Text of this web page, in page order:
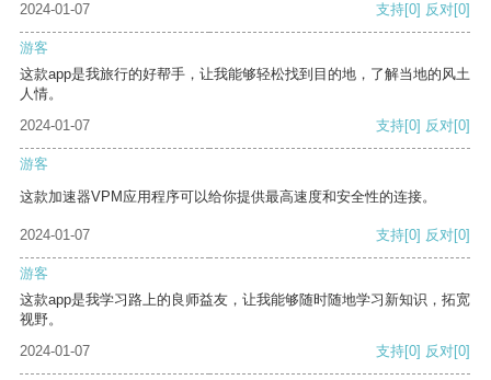
2024-01-07 支持[0] 反对[0]
游客
这款app是我旅行的好帮手，让我能够轻松找到目的地，了解当地的风土
人情。
2024-01-07
支持[0] 反对[0]
游客
这款加速器VPM应用程序可以给你提供最高速度和安全性的连接。
2024-01-07 支持[0] 反对[0]
游客
这款app是我学习路上的良师益友，让我能够随时随地学习新知识，拓宽
视野。
2024-01-07
支持[0] 反对[0]